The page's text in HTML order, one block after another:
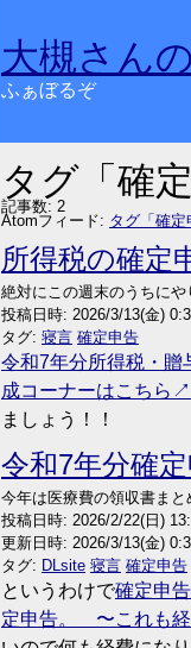
大槻さん
ふぁぼるぞ
タグ「確
記事数: 2
Atomフィード: タグ「確
所得税の確定
絶対にこの週末のうちにや
投稿日時: 2026/3/13(金)
タグ: 寝言 確定申告
令和7年分所得税・贈
成コーナーはこちら
ましょう！！
令和7年分確
今年は医療費の領収書ま
投稿日時: 2026/2/22(日)
更新日時: 2026/3/13(金)
タグ: DLsite 寝言 確定申告
というわけで確定申
定申告。 〜これも経